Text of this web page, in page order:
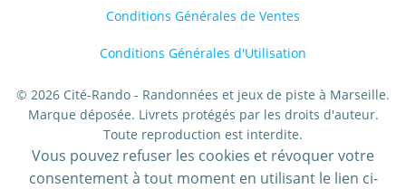
Conditions Générales de Ventes
Conditions Générales d'Utilisation
© 2026 Cité-Rando - Randonnées et jeux de piste à Marseille.
Marque déposée. Livrets protégés par les droits d'auteur.
Toute reproduction est interdite.
Vous pouvez refuser les cookies et révoquer votre
consentement à tout moment en utilisant le lien ci-